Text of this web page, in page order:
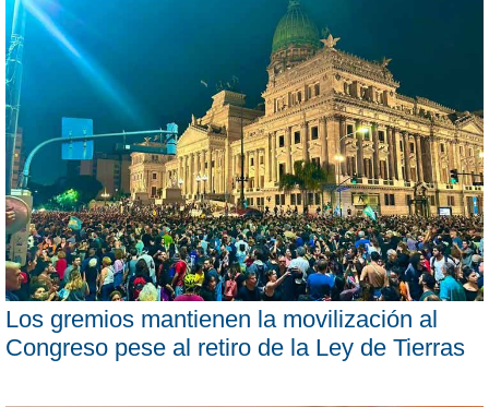
Los gremios mantienen la movilización al
Congreso pese al retiro de la Ley de Tierras